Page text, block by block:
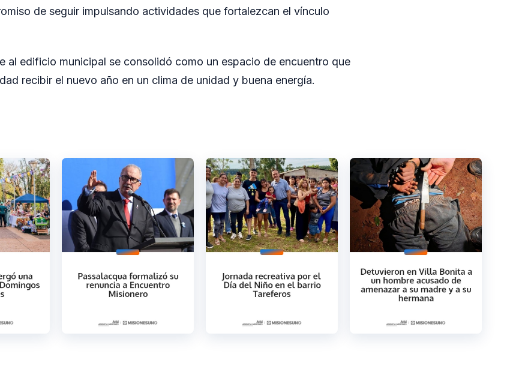
de seguir impulsando actividades que fortalezcan el vínculo
al edificio municipal se consolidó como un espacio de encuentro que
recibir el nuevo año en un clima de unidad y buena energía.